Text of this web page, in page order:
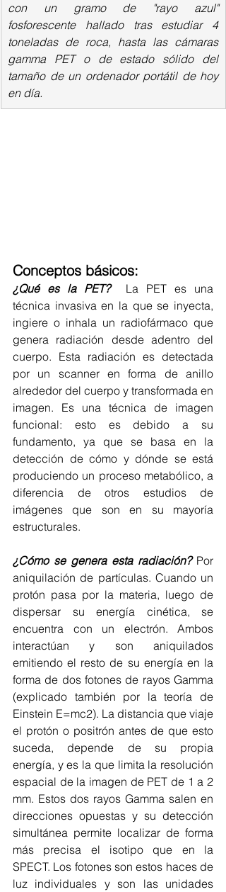
con un gramo de "rayo azul"
fosforescente hallado tras estudiar 4
toneladas de roca, hasta las cámaras
gamma PET o de estado sólido del
tamaño de un ordenador portátil de hoy
en día.
Conceptos básicos:
¿Qué es la PET? La PET es una
técnica invasiva en la que se inyecta,
ingiere o inhala un radiofármaco que
genera radiación desde adentro del
cuerpo. Esta radiación es detectada
por un scanner en forma de anillo
alrededor del cuerpo y transformada en
imagen. Es una técnica de imagen
funcional: esto es debido a su
fundamento, ya que se basa en la
detección de cómo y dónde se está
produciendo un proceso metabólico, a
diferencia de otros estudios de
imágenes que son en su mayoría
estructurales.
¿Cómo se genera esta radiación? Por
aniquilación de partículas. Cuando un
protón pasa por la materia, luego de
dispersar su energía cinética, se
encuentra con un electrón. Ambos
interactúan y son aniquilados
emitiendo el resto de su energía en la
forma de dos fotones de rayos Gamma
(explicado también por la teoría de
Einstein E=mc2). La distancia que viaje
el protón o positrón antes de que esto
suceda, depende de su propia
energía, y es la que limita la resolución
espacial de la imagen de PET de 1 a 2
mm. Estos dos rayos Gamma salen en
direcciones opuestas y su detección
simultánea permite localizar de forma
más precisa el isotipo que en la
SPECT. Los fotones son estos haces de
luz individuales y son las unidades